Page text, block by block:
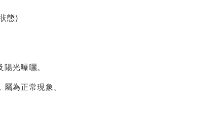
態)
光曝曬。
為正常現象。